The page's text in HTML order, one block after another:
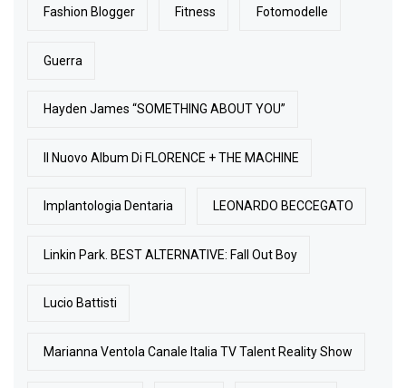
Fashion Blogger Fitness Fotomodelle
Guerra
Hayden James “SOMETHING ABOUT YOU”
Il Nuovo Album Di FLORENCE + THE MACHINE
Implantologia Dentaria LEONARDO BECCEGATO
Linkin Park. BEST ALTERNATIVE: Fall Out Boy
Lucio Battisti
Marianna Ventola Canale Italia TV Talent Reality Show